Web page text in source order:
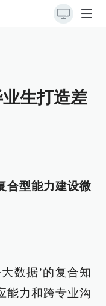
生打造差
合型能力建设微
数据’的复合知
能力和跨专业沟